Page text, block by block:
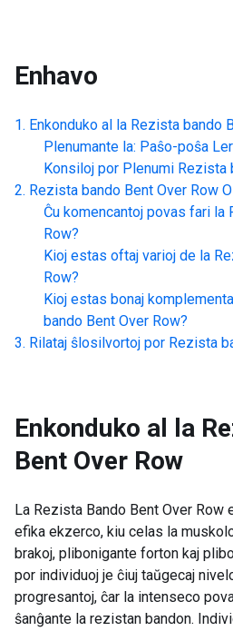
Enhavo
Enkonduko al la Rezista bando
Plenumante la: Paŝo-poŝa
Konsiloj por Plenumi Rezista
Rezista bando Bent Over Row
Ĉu komencantoj povas fari la
Row?
Kioj estas oftaj varioj de la
Row?
Kioj estas bonaj
bando Bent Over Row?
Rilataj ŝlosilvortoj por Rezista
Enkonduko al la
Bent Over Row
La Rezista Bando Bent Over
efika ekzerco, kiu celas la
brakoj, plibonigante forton kaj
por individuoj je ĉiuj taŭgecaj
progresantoj, ĉar la intenseco
ŝanĝante la rezistan bandon.